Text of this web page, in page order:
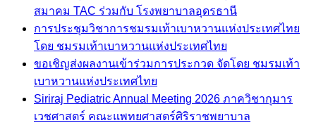
สมาคม TAC ร่วมกับ โรงพยาบาลอุดรธานี
การประชุมวิชาการชมรมเท้าเบาหวานแห่งประเทศไทย
โดย ชมรมเท้าเบาหวานแห่งประเทศไทย
ขอเชิญส่งผลงานเข้าร่วมการประกวด จัดโดย ชมรมเท้า
เบาหวานแห่งประเทศไทย
Siriraj Pediatric Annual Meeting 2026 ภาควิชากุมาร
เวชศาสตร์ คณะแพทยศาสตร์ศิริราชพยาบาล